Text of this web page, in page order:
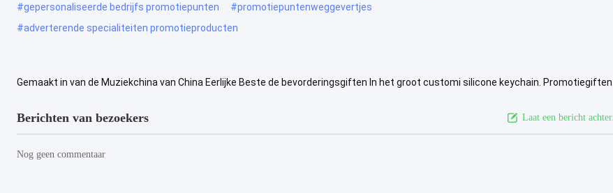
#gepersonaliseerde bedrijfs promotiepunten #promotiepuntenweggevertjes
#adverterende specialiteiten promotieproducten
Gemaakt in van de Muziekchina van China Eerlijke Beste de bevorderingsgiften In het groot customi silicone keychain. Promotiegiften
Berichten van bezoekers Laat een bericht achter.
Nog geen commentaar